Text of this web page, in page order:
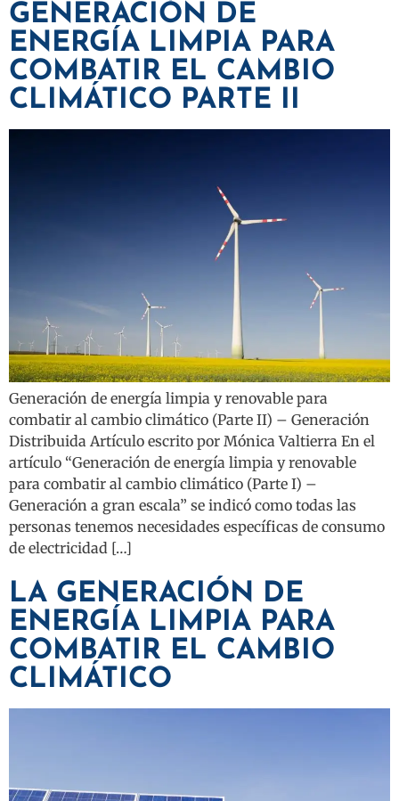
GENERACIÓN DE
ENERGÍA LIMPIA PARA
COMBATIR EL CAMBIO
CLIMÁTICO PARTE II
Generación de energía limpia y renovable para
combatir al cambio climático (Parte II) – Generación
Distribuida Artículo escrito por Mónica Valtierra En el
artículo “Generación de energía limpia y renovable
para combatir al cambio climático (Parte I) –
Generación a gran escala” se indicó como todas las
personas tenemos necesidades específicas de consumo
de electricidad […]
LA GENERACIÓN DE
ENERGÍA LIMPIA PARA
COMBATIR EL CAMBIO
CLIMÁTICO